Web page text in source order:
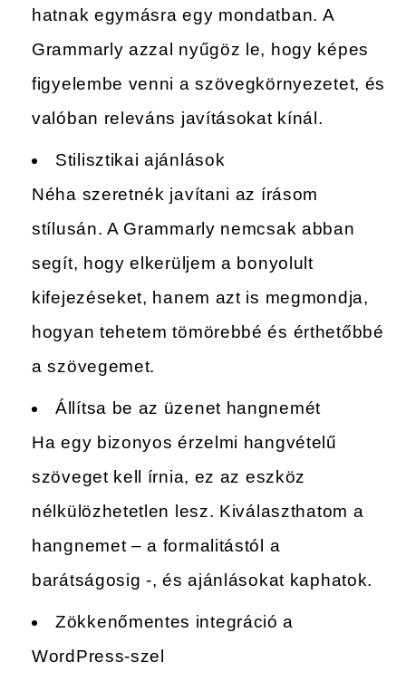
hatnak egymásra egy mondatban. A
Grammarly azzal nyűgöz le, hogy képes
figyelembe venni a szövegkörnyezetet, és
valóban releváns javításokat kínál.
Stilisztikai ajánlások
Néha szeretnék javítani az írásom
stílusán. A Grammarly nemcsak abban
segít, hogy elkerüljem a bonyolult
kifejezéseket, hanem azt is megmondja,
hogyan tehetem tömörebbé és érthetőbbé
a szövegemet.
Állítsa be az üzenet hangnemét
Ha egy bizonyos érzelmi hangvételű
szöveget kell írnia, ez az eszköz
nélkülözhetetlen lesz. Kiválaszthatom a
hangnemet – a formalitástól a
barátságosig -, és ajánlásokat kaphatok.
Zökkenőmentes integráció a
WordPress-szel